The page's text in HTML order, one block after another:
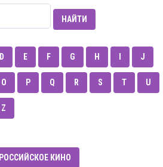
НАЙТИ
D E F G H J
O P Q R S T U
Z
РОССИЙСКОЕ КИНО